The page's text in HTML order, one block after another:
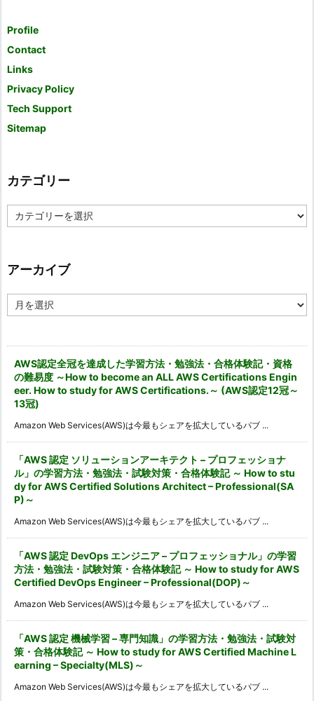
Profile
Contact
Links
Privacy Policy
Tech Support
Sitemap
カテゴリー
テ
ー
アーカイブ
ー
AWS認定全冠を達成した学習方法・勉強法・合格体験記・資格
の難易度 ～How to become an ALL AWS Certifications Engin
eer. How to study for AWS Certifications.～ (AWS認定12冠～
13冠)
Amazon Web Services(AWS)は今最もシェアを拡大しているパブ ...
「AWS 認定 ソリューションアーキテクト – プロフェッショナ
ル」の学習方法・勉強法・試験対策・合格体験記 ～ How to stu
dy for AWS Certified Solutions Architect – Professional(SA
P)～
Amazon Web Services(AWS)は今最もシェアを拡大しているパブ ...
「AWS 認定 DevOps エンジニア – プロフェッショナル」の学習
方法・勉強法・試験対策・合格体験記 ～ How to study for AWS
Certified DevOps Engineer – Professional(DOP)～
Amazon Web Services(AWS)は今最もシェアを拡大しているパブ ...
「AWS 認定 機械学習 – 専門知識」の学習方法・勉強法・試験対
策・合格体験記 ～ How to study for AWS Certified Machine L
earning – Specialty(MLS)～
Amazon Web Services(AWS)は今最もシェアを拡大しているパブ ...